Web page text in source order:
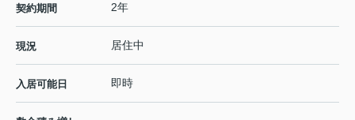
契約期間 2年
現況 居住中
入居可能日 即時